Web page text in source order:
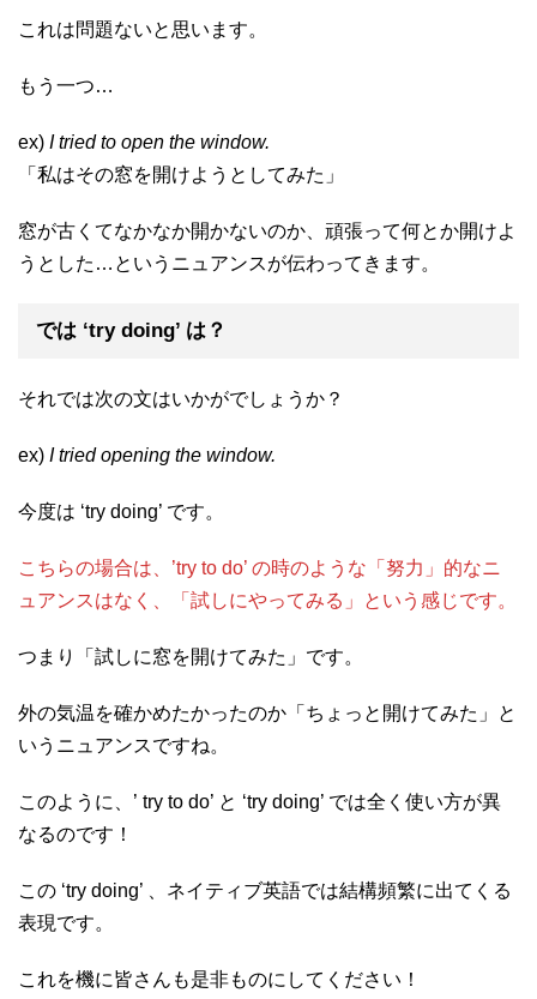
これは問題ないと思います。
もう一つ…
ex) I tried to open the window.
「私はその窓を開けようとしてみた」
窓が古くてなかなか開かないのか、頑張って何とか開けよ
うとした…というニュアンスが伝わってきます。
では ‘try doing’ は？
それでは次の文はいかがでしょうか？
ex) I tried opening the window.
今度は ‘try doing’ です。
こちらの場合は、’try to do’ の時のような「努力」的なニ
ュアンスはなく、「試しにやってみる」という感じです。
つまり「試しに窓を開けてみた」です。
外の気温を確かめたかったのか「ちょっと開けてみた」と
いうニュアンスですね。
このように、’ try to do’ と ‘try doing’ では全く使い方が異
なるのです！
この ‘try doing’ 、ネイティブ英語では結構頻繁に出てくる
表現です。
これを機に皆さんも是非ものにしてください！